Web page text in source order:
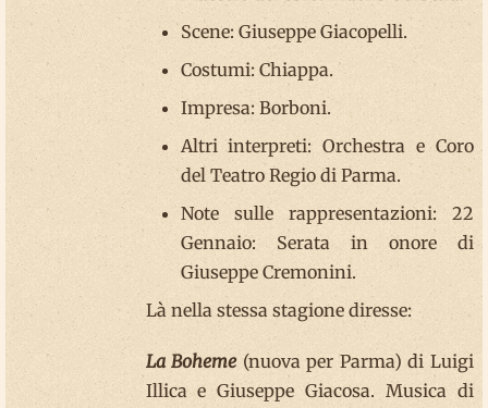
Scene: Giuseppe Giacopelli.
Costumi: Chiappa.
Impresa: Borboni.
Altri interpreti: Orchestra e Coro
del Teatro Regio di Parma.
Note sulle rappresentazioni: 22
Gennaio: Serata in onore di
Giuseppe Cremonini.
Là nella stessa stagione diresse:
La Boheme(nuova per Parma) di Luigi
Illica e Giuseppe Giacosa. Musica di